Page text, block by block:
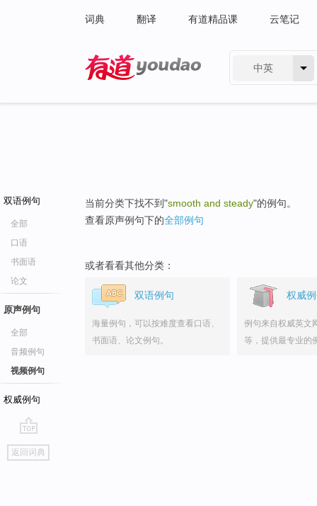
词典 翻译 有道精品课 云笔记
中英
双语例句
全部
口语
书面语
论文
原声例句
全部
音频例句
视频例句
权威例句
go
top
返回词典
当前分类下找不到"smooth and steady"的例句。
查看原声例句下的全部例句
或者看看其他分类：
双语例句
海量例句，可以按难度查看口语、
书面语、论文例句。
权威
例句来自权威英文
等，提供最专业的